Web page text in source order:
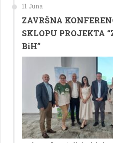
11 Juna
ZAVRŠNA
SKLOPU PROJEKTA
BiH”